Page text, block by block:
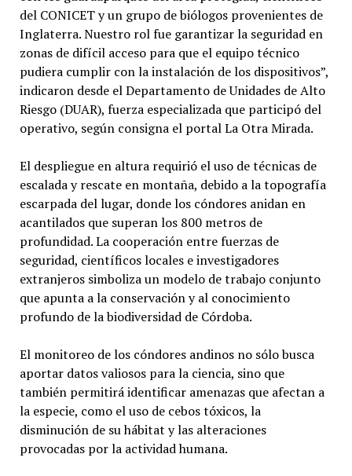
del CONICET y un grupo de biólogos provenientes de
Inglaterra. Nuestro rol fue garantizar la seguridad en
zonas de difícil acceso para que el equipo técnico
pudiera cumplir con la instalación de los dispositivos”,
indicaron desde el Departamento de Unidades de Alto
Riesgo (DUAR), fuerza especializada que participó del
operativo, según consigna el portal La Otra Mirada.
El despliegue en altura requirió el uso de técnicas de
escalada y rescate en montaña, debido a la topografía
escarpada del lugar, donde los cóndores anidan en
acantilados que superan los 800 metros de
profundidad. La cooperación entre fuerzas de
seguridad, científicos locales e investigadores
extranjeros simboliza un modelo de trabajo conjunto
que apunta a la conservación y al conocimiento
profundo de la biodiversidad de Córdoba.
El monitoreo de los cóndores andinos no sólo busca
aportar datos valiosos para la ciencia, sino que
también permitirá identificar amenazas que afectan a
la especie, como el uso de cebos tóxicos, la
disminución de su hábitat y las alteraciones
provocadas por la actividad humana.